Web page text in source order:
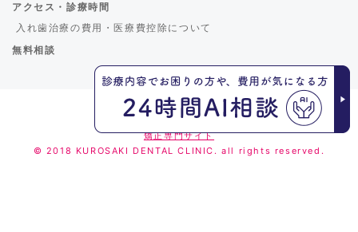
アクセス・診療時間
入れ歯治療の費用・医療費控除について
無料相談
くろさき歯科
矯正専門サイト
© 2018 KUROSAKI DENTAL CLINIC. all rights reserved.